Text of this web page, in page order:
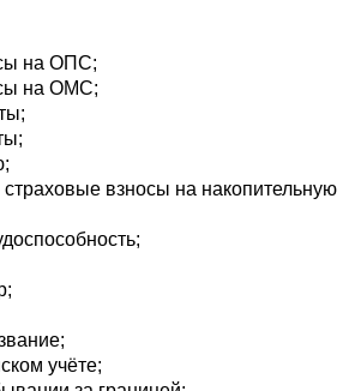
на ОПС;
на ОМС;
взносы на накопительную
учёте;